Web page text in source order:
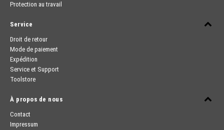
Protection au travail
Service
Droit de retour
Mode de paiement
Expédition
Service et Support
Toolstore
À propos de nous
Contact
Impressum